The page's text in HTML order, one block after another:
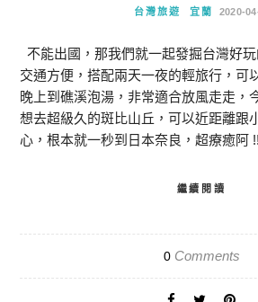
台灣旅遊 宜蘭 2020-
不能出國，那我們就一起發掘台灣好
交通方便，搭配兩天一夜的輕旅行，可
晚上到礁溪泡湯，非常適合放風走走，
想去超級久的斑比山丘，可以近距離跟
心，根本就一秒到日本奈良，超療癒阿
繼續閱讀
0Comments